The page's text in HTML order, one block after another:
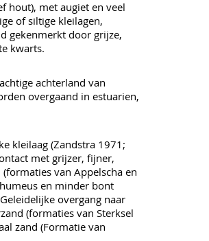
hout), met augiet en veel
of siltige kleilagen,
gekenmerkt door grijze,
kwarts.
achterland van
overgaand in estuarien,
kleilaag (Zandstra 1971;
met grijzer, fijner,
van Appelscha en
en minder bont
overgang naar
(formaties van Sterksel
zand (Formatie van